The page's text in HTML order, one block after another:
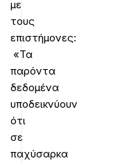
με
τους
επιστήμονες:
«Τα
παρόντα
δεδομένα
υποδεικνύουν
ότι
σε
παχύσαρκα